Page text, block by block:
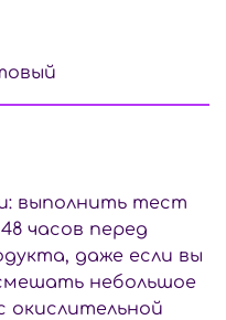
выполнить тест
часов перед
даже если вы
небольшое
окислительной